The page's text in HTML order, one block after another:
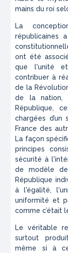
mains du roi
La
républicaines
ont été
que l'unité
contribuer à
de la
de la nation,
République,
chargées
France des
La façon
principes
sécurité à
de modèle
République
à l'égalité,
uniformité et
comme c’était
Le véritable
surtout
même si à